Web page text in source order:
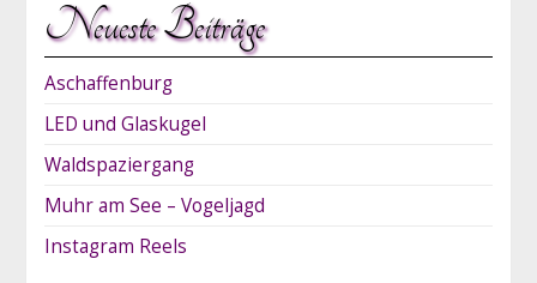
Neueste Beiträge
Aschaffenburg
LED und Glaskugel
Waldspaziergang
Muhr am See – Vogeljagd
Instagram Reels